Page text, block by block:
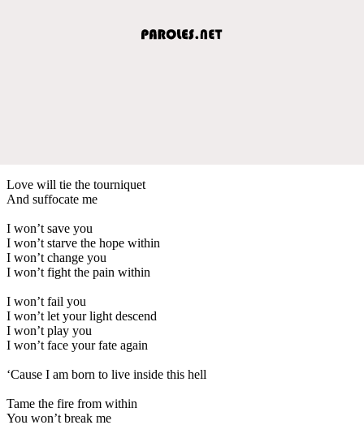
Love will tie the tourniquet
And suffocate me
I won’t save you
I won’t starve the hope within
I won’t change you
I won’t fight the pain within
I won’t fail you
I won’t let your light descend
I won’t play you
I won’t face your fate again
‘Cause I am born to live inside this hell
Tame the fire from within
You won’t break me